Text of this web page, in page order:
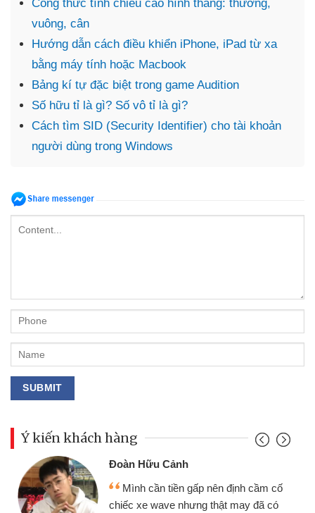
Công thức tính chiều cao hình thang: thường,
vuông, cân
Hướng dẫn cách điều khiển iPhone, iPad từ xa
bằng máy tính hoặc Macbook
Bảng kí tự đặc biệt trong game Audition
Số hữu tỉ là gì? Số vô tỉ là gì?
Cách tìm SID (Security Identifier) cho tài khoản
người dùng trong Windows
Ý kiến khách hàng
Đoàn Hữu Cảnh
Mình cần tiền gấp nên định cầm cố
chiếc xe wave nhưng thật may đã có